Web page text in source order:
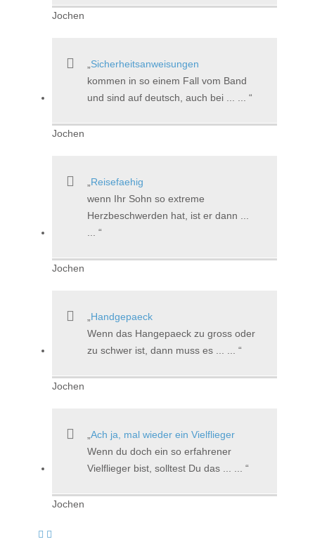
Jochen
Sicherheitsanweisungen
kommen in so einem Fall vom Band
und sind auf deutsch, auch bei ... ...
Jochen
Reisefaehig
wenn Ihr Sohn so extreme
Herzbeschwerden hat, ist er dann ...
...
Jochen
Handgepaeck
Wenn das Hangepaeck zu gross oder
zu schwer ist, dann muss es ... ...
Jochen
Ach ja, mal wieder ein Vielflieger
Wenn du doch ein so erfahrener
Vielflieger bist, solltest Du das ... ...
Jochen